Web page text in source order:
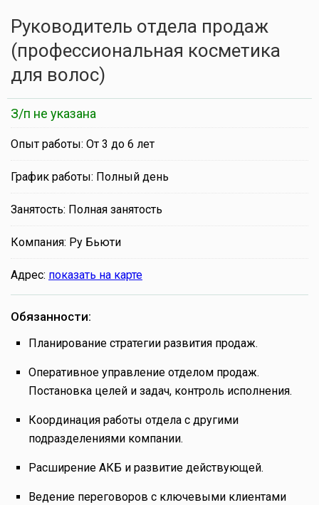
Руководитель отдела продаж
(профессиональная косметика
для волос)
З/п не указана
Опыт работы: От 3 до 6 лет
График работы: Полный день
Занятость: Полная занятость
Компания: Ру Бьюти
Адрес: показать на карте
Обязанности:
Планирование стратегии развития продаж.
Оперативное управление отделом продаж.
Постановка целей и задач, контроль исполнения.
Координация работы отдела с другими
подразделениями компании.
Расширение АКБ и развитие действующей.
Ведение переговоров с ключевыми клиентами